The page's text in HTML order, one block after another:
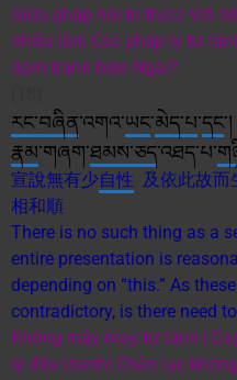
Giữa pháp hội trí thức| Với
nhiều lần| Các pháp ly tự
dám tranh biện Ngài?
རང་བཞིན་འགའ་ཡང་མེད་པ་དང༌།
རྣམ་གཞག་ཐམས་ཅད་འཐད་པ་
宣說無有少自性 及依此故
相和順
There is no such thing as a
entire presentation is
depending on “this.” As
contradictory, is there need
Không mảy may tự tánh |
lý đều thành| Chân tục